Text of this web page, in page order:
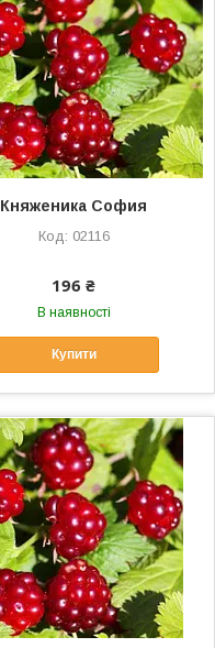
Княженика София
02116
196 ₴
В наявності
Купити